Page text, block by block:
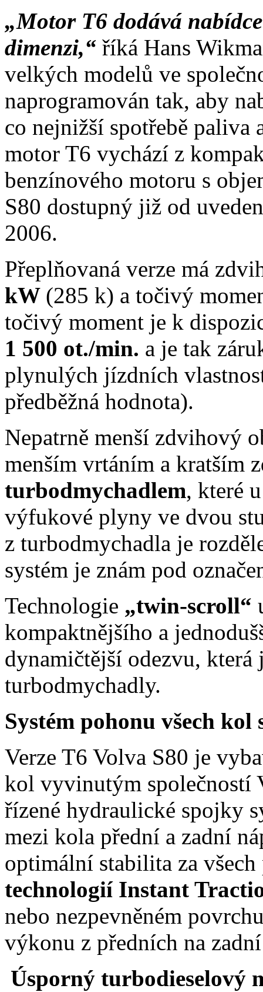
„Motor T6 dodává
dimenzi,“ říká Hans
velkých modelů ve
naprogramován tak, aby
co nejnižší spotřebě
motor T6 vychází z
benzínového motoru s
S80 dostupný již od
2006.
Přeplňovaná verze má
kW (285 k) a točivý
točivý moment je k
1 500 ot./min. a je tak
plynulých jízdních
předběžná hodnota).
Nepatrně menší zdvihový
menším vrtáním a kratším
turbodmychadlem, které
výfukové plyny ve dvou
z turbodmychadla je
systém je znám pod
Technologie „twin-scroll“
kompaktnějšího a
dynamičtější odezvu, která
turbodmychadly.
Systém pohonu všech
Verze T6 Volva S80 je
kol vyvinutým společností
řízené hydraulické spojky
mezi kola přední a zadní
optimální stabilita za
technologií Instant
nebo nezpevněném
výkonu z předních na
Úsporný turbodieselový